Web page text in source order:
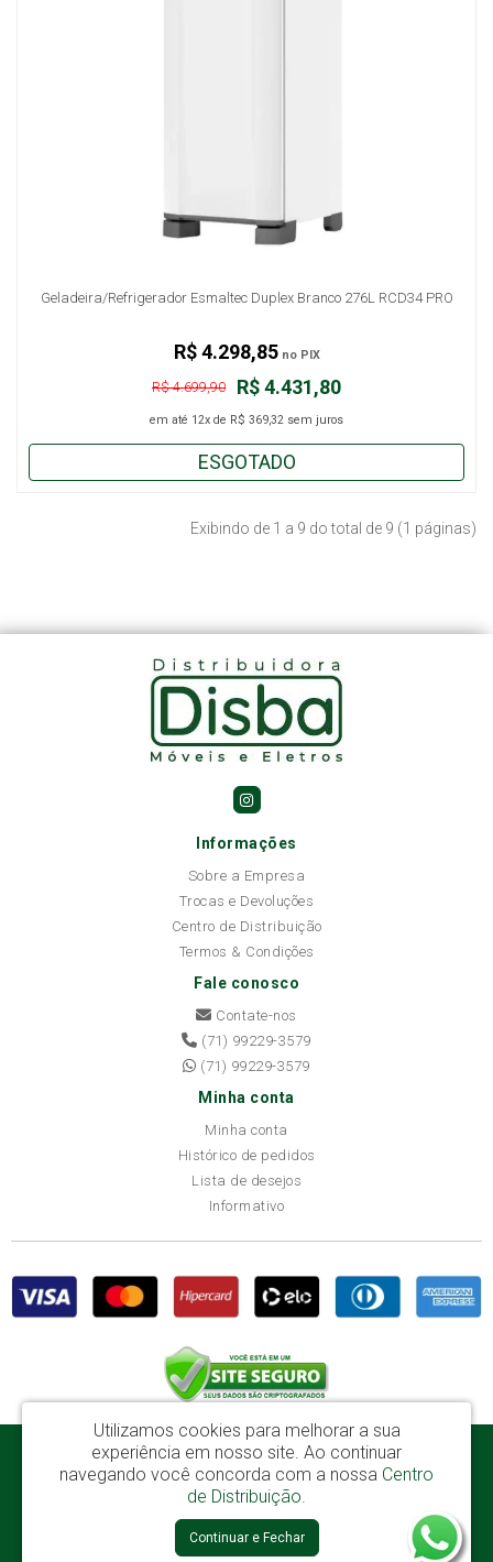
Geladeira/Refrigerador Esmaltec Duplex Branco 276L RCD34 PRO
R$ 4.431,80
R$ 4.699,90
em até 12x de R$ 369,32 sem juros
R$ 4.298,85no PIX
ESGOTADO
Exibindo de 1 a 9 do total de 9 (1 páginas)
Informações
Sobre a Empresa
Trocas e Devoluções
Centro de Distribuição
Termos & Condições
Fale conosco
Contate-nos
(71) 99229-3579
(71) 99229-3579
Minha conta
Minha conta
Histórico de pedidos
Lista de desejos
Informativo
Disba Móveis Salvador Ltda - CNPJ: 52.081.184/0001-65
Av. Cardeal Avelar Brandão Villela, 2696 - Mata Escura - Salvador / BA - CEP:
41219-600
Disba © 2026
Utilizamos cookies para melhorar a sua
experiência em nosso site. Ao continuar
navegando você concorda com a nossa Centro
de Distribuição.
Continuar e Fechar